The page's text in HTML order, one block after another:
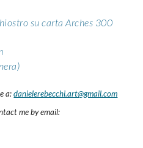
su carta Arches 300
a:danielerebecchi.art@gmail.com
me by email: